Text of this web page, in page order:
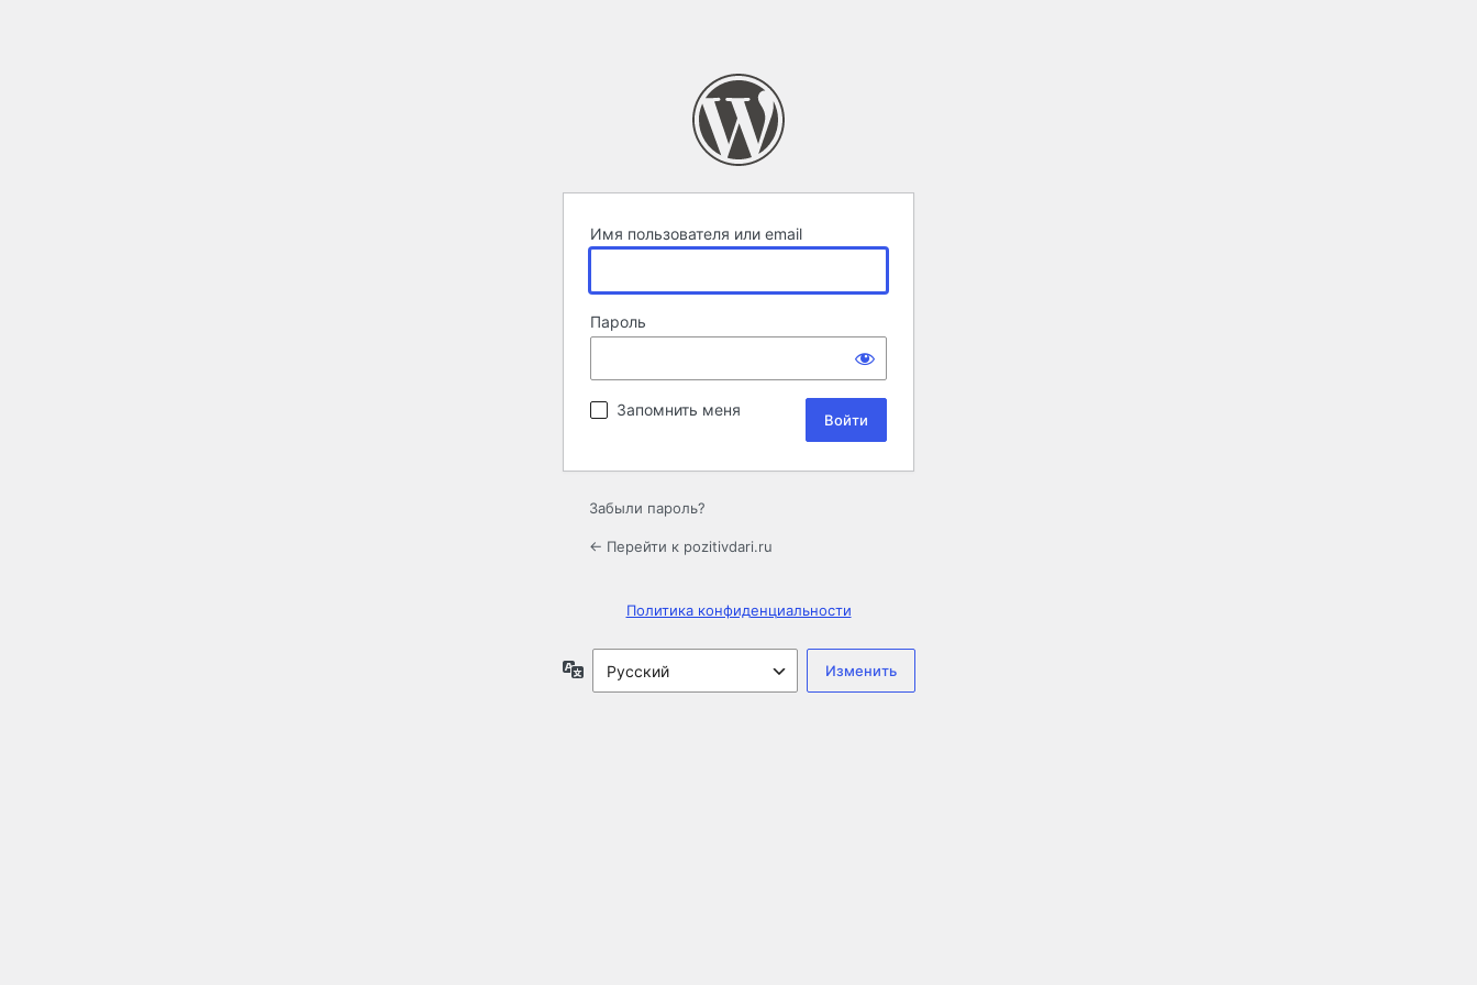
Имя пользователя или email
Пароль
Запомнить меня
Забыли пароль?
← Перейти к pozitivdari.ru
Политика конфиденциальности
Язык